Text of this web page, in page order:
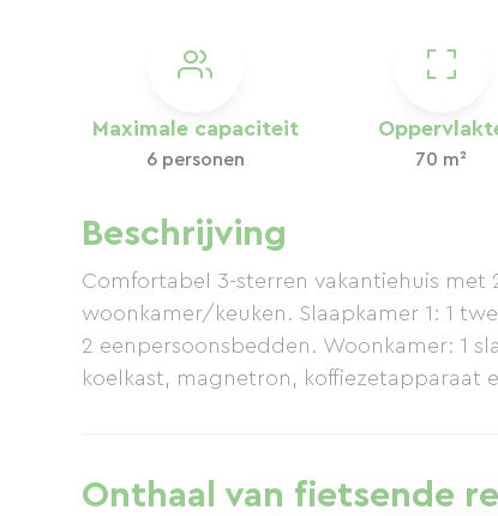
Maximale capaciteit
6 personen 70 m²
Beschrijving
Comfortabel 3-sterren vakantiehuis met
woonkamer/keuken. Slaapkamer 1: 1
2 eenpersoonsbedden. Woonkamer: 1
koelkast, magnetron, koffiezetapparaat
Onthaal van fietsende